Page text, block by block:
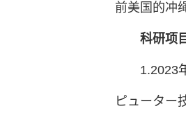
前美国的冲
科研项
1.2023
ピューター